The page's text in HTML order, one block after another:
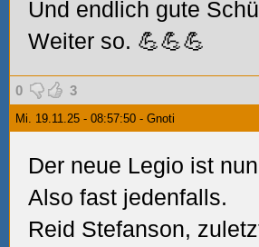
Und endlich gute
Weiter so. 💪💪💪
0 3
Mi. 19.11.25 - 08:57:50 - Gnoti
Der neue Legio ist
Also fast jedenfalls.
Reid Stefanson,